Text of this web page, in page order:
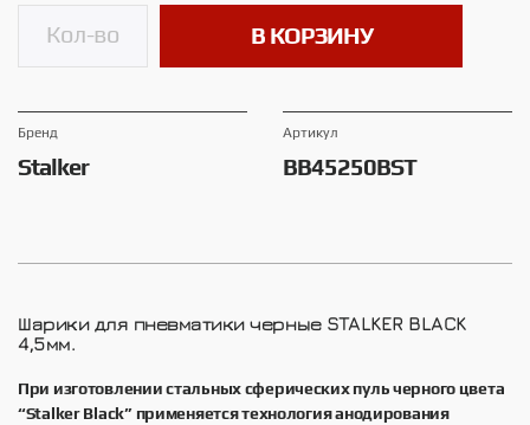
В КОРЗИНУ
Брeнд
Stalker
Артикул
BB45250BST
Шарики для пневматики черные STALKER BLACK
4,5мм.
При изготовлении стальных сферических пуль черного цвета
“Stalker Black” применяется технология анодирования